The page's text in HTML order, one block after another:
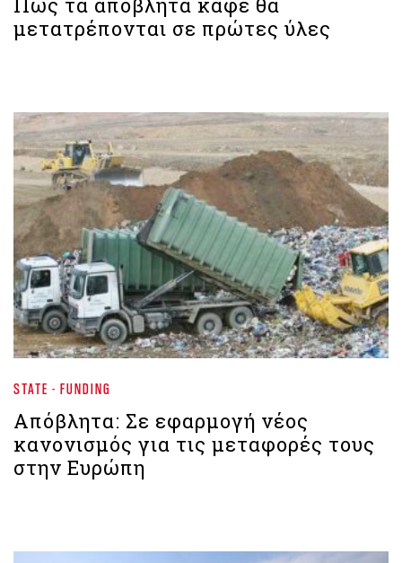
μετατρέπονται σε πρώτες ύλες
STATE - FUNDING
Απόβλητα: Σε εφαρμογή νέος
κανονισμός για τις μεταφορές τους
στην Ευρώπη